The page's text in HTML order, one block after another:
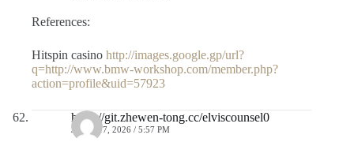
References:
Hitspin casino http://images.google.gp/url?
q=http://www.bmw-workshop.com/member.php?
action=profile&uid=57923
https://git.zhewen-tong.cc/elviscounsel0
JULIO 17, 2026 / 5:57 PM